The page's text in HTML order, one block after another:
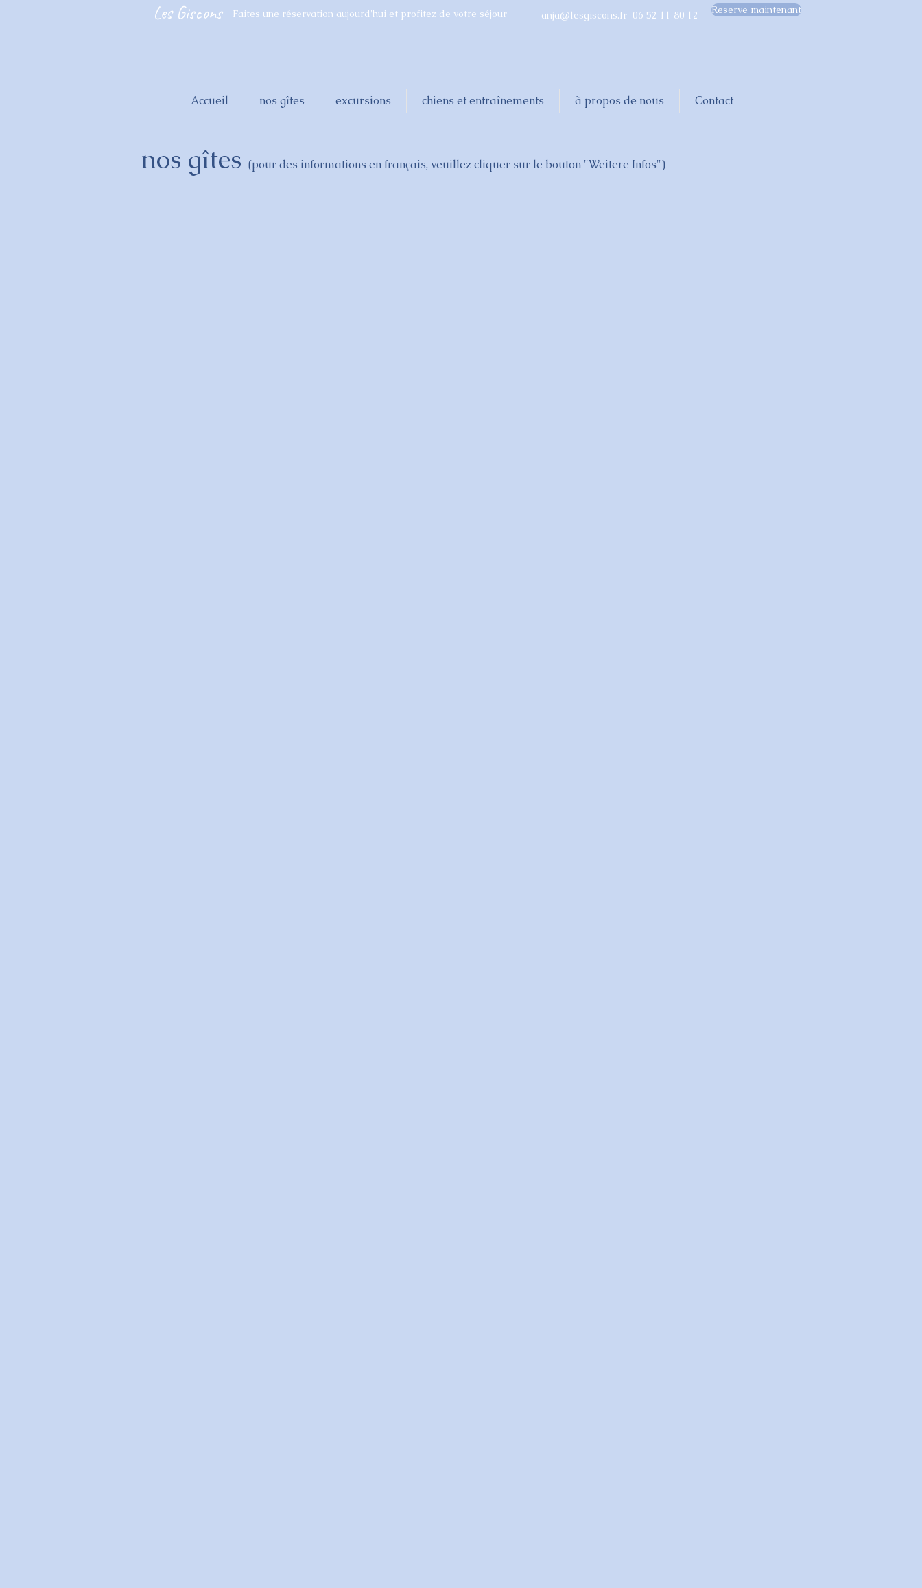
anja@lesgiscons.fr 06 52 11 80 12 Reserve maintenant
Les Giscons Faites une réservation aujourd'hui et profitez de votre séjour
Accueil nos gîtes excursions chiens et entraînements à propos de nous Contact
nos gîtes (pour des informations en français, veuillez cliquer sur le bouton "Weitere Infos")